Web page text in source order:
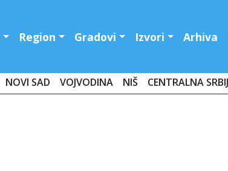
Region Gradovi Izvori Arhiva
NOVI SAD VOJVODINA NIŠ CENTRALNA